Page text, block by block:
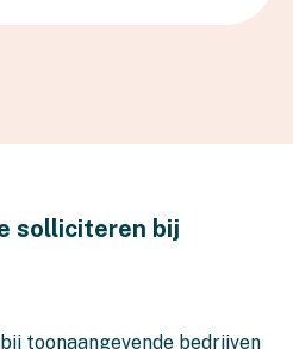
solliciteren bij
bij toonaangevende bedrijven